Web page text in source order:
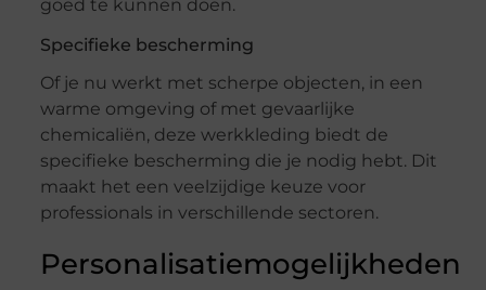
goed te kunnen doen.
Specifieke bescherming
Of je nu werkt met scherpe objecten, in een
warme omgeving of met gevaarlijke
chemicaliën, deze werkkleding biedt de
specifieke bescherming die je nodig hebt. Dit
maakt het een veelzijdige keuze voor
professionals in verschillende sectoren.
Personalisatiemogelijkheden